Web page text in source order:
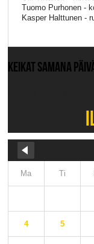
Tuomo Purhonen -
Kasper Halttunen -
KEIKAT SAMANA
Ma Ti
4 5